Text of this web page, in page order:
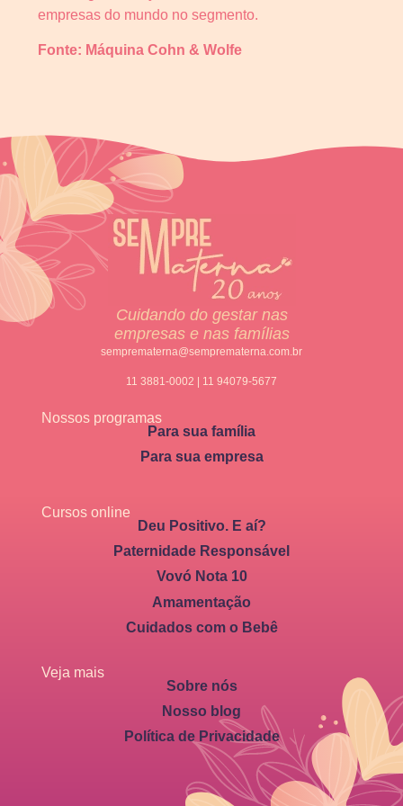
empresas do mundo no segmento.
Fonte: Máquina Cohn & Wolfe
Cuidando do gestar nas
empresas e nas famílias
semprematerna@semprematerna.com.br
11 3881-0002 | 11 94079-5677
Nossos programas
Para sua família
Para sua empresa
Cursos online
Deu Positivo. E aí?
Paternidade Responsável
Vovó Nota 10
Amamentação
Cuidados com o Bebê
Veja mais
Sobre nós
Nosso blog
Política de Privacidade